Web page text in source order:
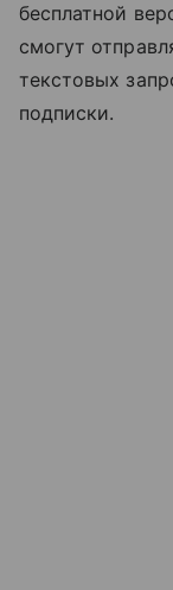
бесплатной
смогут
текстовых
подписки.